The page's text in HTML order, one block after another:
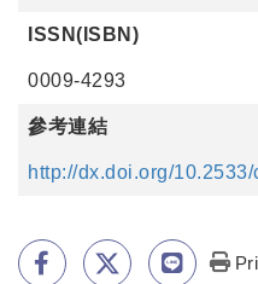
ISSN(ISBN)
0009-4293
參考連結
http://dx.doi.org/